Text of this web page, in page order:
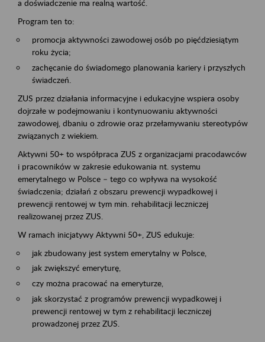
a doświadczenie ma realną wartość.
Program ten to:
promocja aktywności zawodowej osób po pięćdziesiątym
roku życia;
zachęcanie do świadomego planowania kariery i przyszłych
świadczeń.
ZUS przez działania informacyjne i edukacyjne wspiera osoby
dojrzałe w podejmowaniu i kontynuowaniu aktywności
zawodowej, dbaniu o zdrowie oraz przełamywaniu stereotypów
związanych z wiekiem.
Aktywni 50+ to współpraca ZUS z organizacjami pracodawców
i pracowników w zakresie edukowania nt. systemu
emerytalnego w Polsce – tego co wpływa na wysokość
świadczenia; działań z obszaru prewencji wypadkowej i
prewencji rentowej w tym min. rehabilitacji leczniczej
realizowanej przez ZUS.
W ramach inicjatywy Aktywni 50+, ZUS edukuje:
jak zbudowany jest system emerytalny w Polsce,
jak zwiększyć emeryturę,
czy można pracować na emeryturze,
jak skorzystać z programów prewencji wypadkowej i
prewencji rentowej w tym z rehabilitacji leczniczej
prowadzonej przez ZUS.